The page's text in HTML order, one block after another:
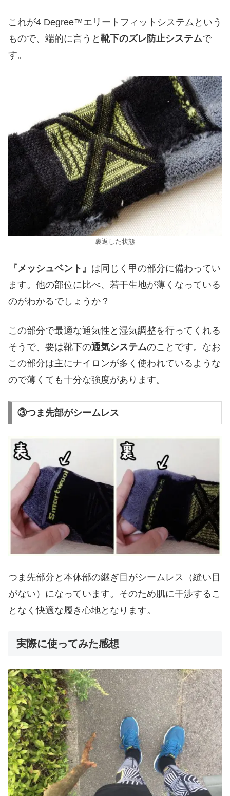
これが4 Degree™エリートフィットシステムという
もので、端的に言うと 靴下のズレ防止システムで
す。
裏返した状態
『メッシュベント』 は同じく甲の部分に備わってい
ます。他の部位に比べ、若干生地が薄くなっている
のがわかるでしょうか？
この部分で最適な通気性と湿気調整を行ってくれる
そうで、要は靴下の通気システムのことです。なお
この部分は主にナイロンが多く使われているような
ので薄くても十分な強度があります。
③つま先部がシームレス
つま先部分と本体部の継ぎ目がシームレス（縫い目
がない）になっています。そのため肌に干渉するこ
となく快適な履き心地となります。
実際に使ってみた感想